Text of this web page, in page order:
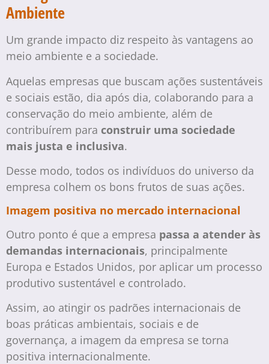
Ambiente
Um grande impacto diz respeito às vantagens ao
meio ambiente e a sociedade.
Aquelas empresas que buscam ações sustentáveis
e sociais estão, dia após dia, colaborando para a
conservação do meio ambiente, além de
contribuírem para construir uma sociedade
mais justa e inclusiva.
Desse modo, todos os indivíduos do universo da
empresa colhem os bons frutos de suas ações.
Imagem positiva no mercado internacional
Outro ponto é que a empresa passa a atender às
demandas internacionais, principalmente
Europa e Estados Unidos, por aplicar um processo
produtivo sustentável e controlado.
Assim, ao atingir os padrões internacionais de
boas práticas ambientais, sociais e de
governança, a imagem da empresa se torna
positiva internacionalmente.